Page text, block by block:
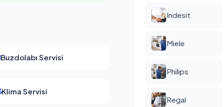
Buzdolabı Servisi
Klima Servisi
Indesit
Miele
Philips
Regal